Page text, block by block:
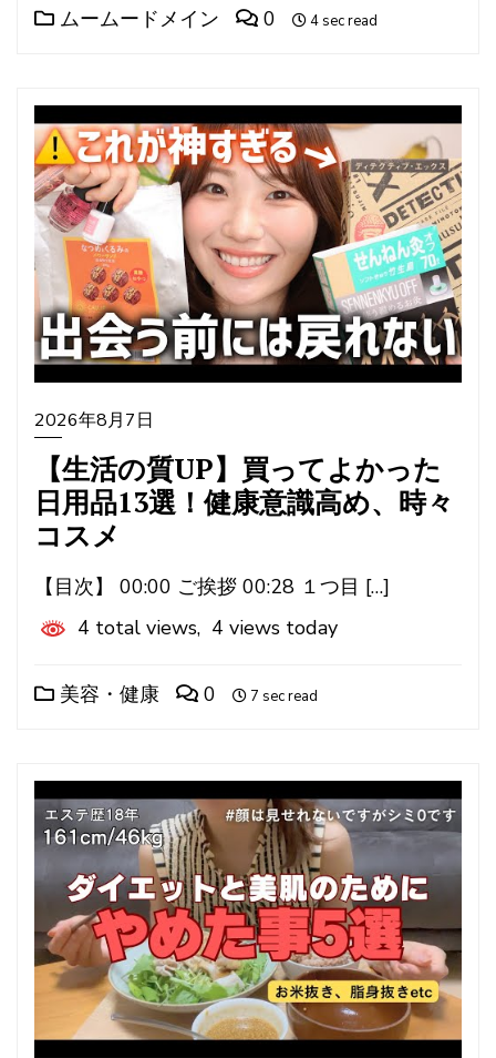
ムームードメイン 0 4 sec read
2026年8月7日
【生活の質UP】買ってよかった
日用品13選！健康意識高め、時々
コスメ
【目次】 00:00 ご挨拶 00:28 １つ目 […]
4 total views, 4 views today
美容・健康 0 7 sec read